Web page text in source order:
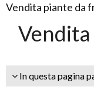
Vendita piante da
In questa pagina